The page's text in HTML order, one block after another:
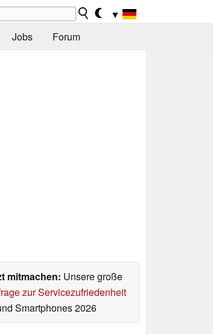
▼
Jobs Forum
mitmachen: Unsere große
zur Servicezufriedenheit
Smartphones 2026